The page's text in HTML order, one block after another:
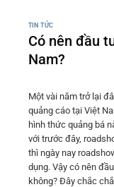
TIN TỨC
Có nên đầu
Nam?
Một vài năm trở lại
quảng cáo tại Việt
hình thức quảng bá
với trước đây,
thì ngày nay
dụng. Vậy có nên
không? Đây chắc